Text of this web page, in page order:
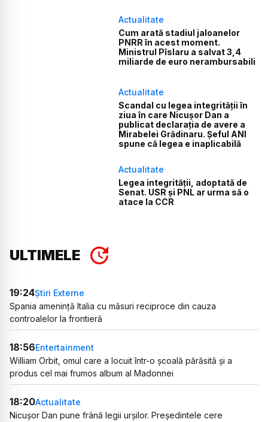
Actualitate
Cum arată stadiul jaloanelor
PNRR în acest moment.
Ministrul Pîslaru a salvat 3,4
miliarde de euro nerambursabili
Actualitate
Scandal cu legea integrității în
ziua în care Nicușor Dan a
publicat declarația de avere a
Mirabelei Grădinaru. Șeful ANI
spune că legea e inaplicabilă
Actualitate
Legea integrității, adoptată de
Senat. USR și PNL ar urma să o
atace la CCR
ULTIMELE
19:24Știri Externe
Spania amenință Italia cu măsuri reciproce din cauza
controalelor la frontieră
18:56Entertainment
William Orbit, omul care a locuit într-o școală părăsită și a
produs cel mai frumos album al Madonnei
18:20Actualitate
Nicușor Dan pune frână legii urșilor. Președintele cere